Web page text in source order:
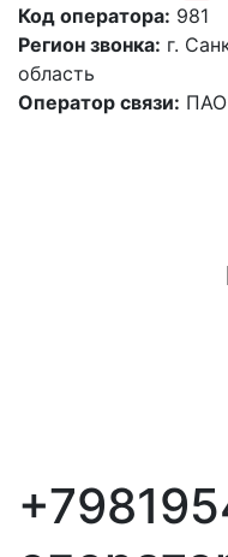
Код оператора: 981
Регион звонка: г.
область
Оператор связи: